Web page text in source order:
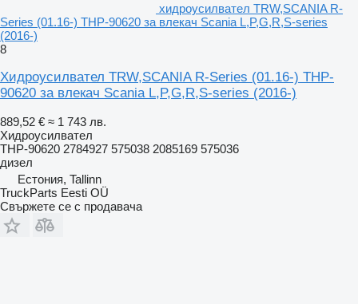
хидроусилвател TRW,SCANIA R-
Series (01.16-) THP-90620 за влекач Scania L,P,G,R,S-series
(2016-)
8
Хидроусилвател TRW,SCANIA R-Series (01.16-) THP-
90620 за влекач Scania L,P,G,R,S-series (2016-)
889,52 € ≈ 1 743 лв.
Хидроусилвател
THP-90620 2784927 575038 2085169 575036
дизел
Естония, Tallinn
TruckParts Eesti OÜ
Свържете се с продавача